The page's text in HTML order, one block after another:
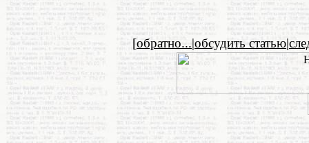
[обратно...|обсудить статью|